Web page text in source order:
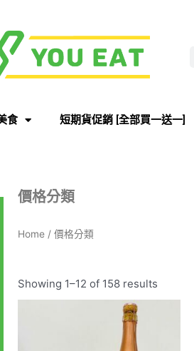
食 短期貨促銷 [全部買一送一]
價格分類
Home / 價格分類
Showing 1–12 of 158 results